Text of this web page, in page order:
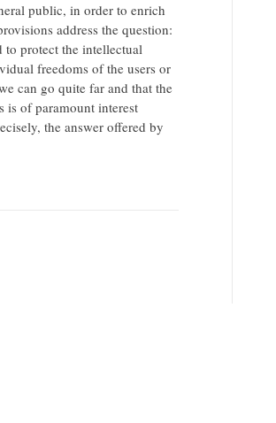
public, in order to enrich
address the question:
to protect the intellectual
freedoms of the users or
can go quite far and that the
is of paramount interest
the answer offered by